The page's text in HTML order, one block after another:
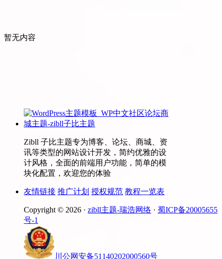
暂无内容
Zibll 子比主题专为博客、论坛、商城、资
讯等类型的网站设计开发，简约优雅的设
计风格，全面的前端用户功能，简单的模
块化配置，欢迎您的体验
友情链接 推广计划 授权规范 教程一览表
Copyright © 2026 · zibll主题-瑞浩网络 · 蜀ICP备20005655
号-1
川公网安备51140202000560号